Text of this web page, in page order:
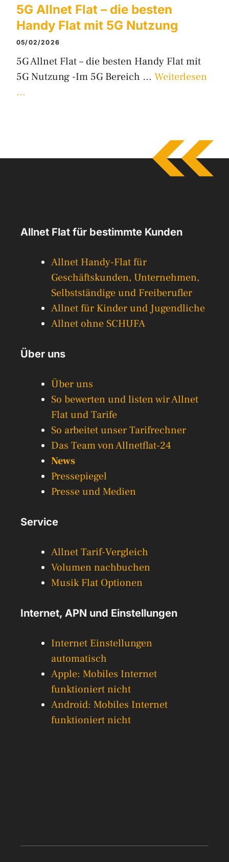
5G Allnet Flat – die besten
Handy Flat mit 5G Nutzung
05/02/2026
5G Allnet Flat – die besten Handy Flat mit
5G Nutzung -Im 5G Bereich … Weiterlesen
…
Allnet Flat für bestimmte Kunden
Allnet Handy-Flat für
Geschäftskunden, Unternehmen,
Selbstständige und Freiberufler
Allnet für Kinder und Jugendliche
Allnet ohne SCHUFA
Über uns
Über uns
So bewerten und listen wir Allnet
Flat und Tarife
So arbeitet unser Tarifrechner
Das Team von Allnetflat-24
News
Pressepiegel
Presse und Medien
Service
Allnet Tarif-Vergleich
Volumen nachbuchen
Musik Flat Optionen
Internet, APN und Einstellungen
Internet Einstellungen
automatisch
Apple: Mobiles Internet
funktioniert nicht
Android: Mobiles Internet
funktioniert nicht